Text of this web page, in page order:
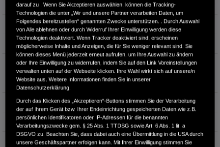
Kilometerstand 46.300 km
Kraftstoffart Elektro
Getriebe Automatik
Türen 5
Leistung 113 kW / 154 PS
Hubraum 0 cm³
Erstzulassung 04.2022
Bauart Kompakt
darauf zu . Wenn Sie Akzeptieren auswählen, können die Tracking-
Technologien die unter „Wir und unsere Partner verarbeiten Daten, um
Folgendes bereitzustellen“ genannten Zwecke unterstützen. . Durch Auswahl
von Alle ablehnen oder durch Widerruf Ihrer Einwilligung werden diese
Technologien deaktiviert. Wenn Tracker deaktiviert sind, erscheinen
möglicherweise Inhalte und Anzeigen, die für Sie weniger relevant sind. Sie
können dieses Menü jederzeit erneut aufrufen, um Ihre Auswahl zu ändern
oder Ihre Einwilligung zu widerrufen, indem Sie auf den Link Voreinstellungen
verwalten unten auf der Webseite klicken. Ihre Wahl wirkt sich auf unsere/n
Website aus. Weitere Informationen finden Sie in unserer
Datenschutzerklärung.
Durch das Klicken des „Akzeptieren“-Buttons stimmen Sie der Verarbeitung
der auf Ihrem Gerät bzw. Ihrer Endeinrichtung gespeicherten Daten wie z.B.
persönlichen Identifikatoren oder IP-Adressen für die benannten
Verarbeitungszwecke gem. § 25 Abs. 1 TTDSG sowie Art. 6 Abs. 1 lit. a
DSGVO zu. Beachten Sie, dass dabei auch eine Übermittlung in die USA durch
unsere Geschäftspartner erfolgen kann. Mit Ihrer Einwilligung stimmen Sie